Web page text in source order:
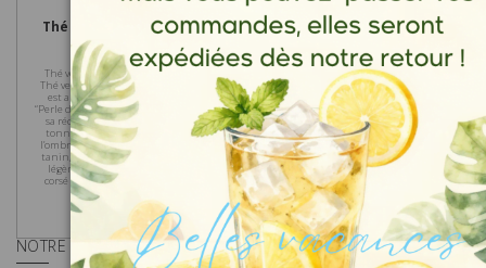
Thé Vert Gyokuro Asahi
37,70 €
Thé vert Gyokuro Asahi du Japon.
Thé vert de prestige par excellence,
est aussi appelé poétiquement,
“Perle de rosée“. Trois semaines avant
sa récolte, il est couvert sous une
tonnelle de bambou pour être à
l’ombre. Fort en théine et faible en
tanin, il donnera un thé avec une
légère amertume tout en étant
corsé et sucré à la fois. Ses feuilles
Thés Grands Crus
Thé Vert Jasmine Dragon
24,60 €
Pour réjouir pleinement le palais
des amateurs de grands jasmins,
nous vous proposons de découvrir
cette production très limitée et
prestigieuse de ce thé vert bio
composé de bourgeons sélectionnés,
issu de la Province du Fujian en
Chine, parfumé avec des fleurs de
jasmin, fraichement cueillies. Ce thé
vert pourra accompagner vos
gâteaux et bûches...
NOTRE SÉLECTION DE GRANDS CRUS